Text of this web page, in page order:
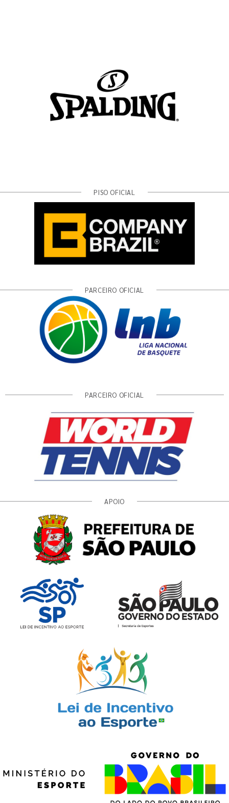
PISO OFICIAL
PARCEIRO OFICIAL
PARCEIRO OFICIAL
APOIO